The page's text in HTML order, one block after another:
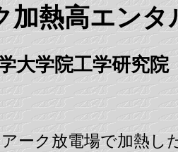
加熱高エンタ
学大学院工学研
ーク放電場で加熱し